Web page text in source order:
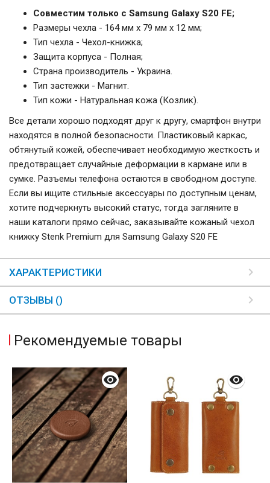
Совместим только с Samsung Galaxy S20 FE;
Размеры чехла - 164 мм x 79 мм x 12 мм;
Тип чехла - Чехол-книжка;
Защита корпуса - Полная;
Страна производитель - Украина.
Тип застежки - Магнит.
Тип кожи - Натуральная кожа (Козлик).
Все детали хорошо подходят друг к другу, смартфон внутри
находятся в полной безопасности. Пластиковый каркас,
обтянутый кожей, обеспечивает необходимую жесткость и
предотвращает случайные деформации в кармане или в
сумке. Разъемы телефона остаются в свободном доступе.
Если вы ищите стильные аксессуары по доступным ценам,
хотите подчеркнуть высокий статус, тогда загляните в
наши каталоги прямо сейчас, заказывайте кожаный чехол
книжку Stenk Premium для Samsung Galaxy S20 FE
ХАРАКТЕРИСТИКИ
ОТЗЫВЫ ()
Рекомендуемые товары